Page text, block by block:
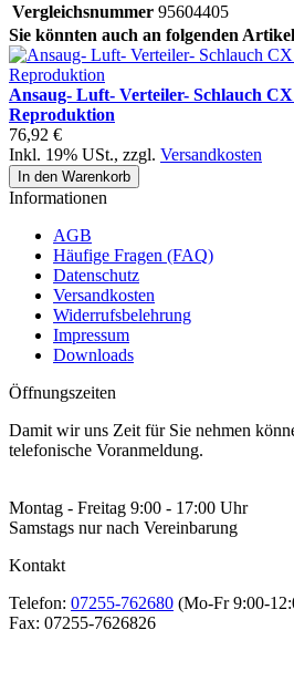
Vergleichsnummer 95604405
Sie könnten auch an folgenden
Ansaug- Luft- Verteiler- Schlauch
Reproduktion
76,92 €
Inkl. 19% USt., zzgl. Versandkosten
In den Warenkorb
Informationen
AGB
Häufige Fragen (FAQ)
Datenschutz
Versandkosten
Widerrufsbelehrung
Impressum
Downloads
Öffnungszeiten
Damit wir uns Zeit für Sie nehmen
telefonische Voranmeldung.
Montag - Freitag 9:00 - 17:00 Uhr
Samstags nur nach Vereinbarung
Kontakt
Telefon: 07255-762680 (Mo-Fr 9:00-
Fax: 07255-7626826